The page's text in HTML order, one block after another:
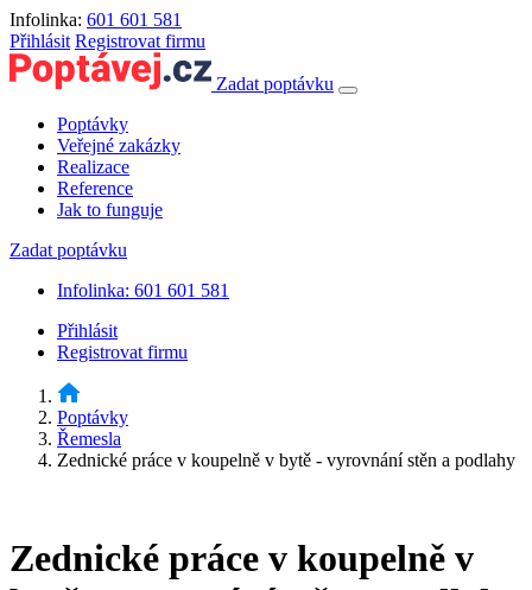
Infolinka: 601 601 581
Přihlásit Registrovat firmu
Zadat poptávku
Poptávky
Veřejné zakázky
Realizace
Reference
Jak to funguje
Zadat poptávku
Infolinka: 601 601 581
Přihlásit
Registrovat firmu
Poptávky
Řemesla
Zednické práce v koupelně v bytě - vyrovnání stěn a podlahy
Zednické práce v koupelně v